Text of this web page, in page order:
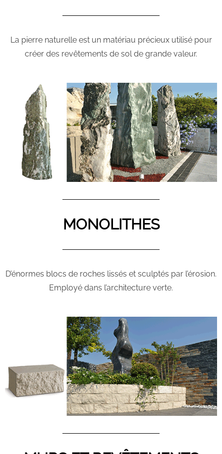
La pierre naturelle est un matériau précieux utilisé pour
créer des revêtements de sol de grande valeur.
MONOLITHES
D’énormes blocs de roches lissés et sculptés par l’érosion.
Employé dans l’architecture verte.